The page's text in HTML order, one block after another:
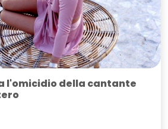
l'omicidio della cantante